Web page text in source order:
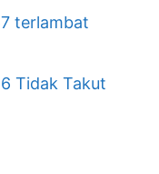
terlambat
Tidak Takut